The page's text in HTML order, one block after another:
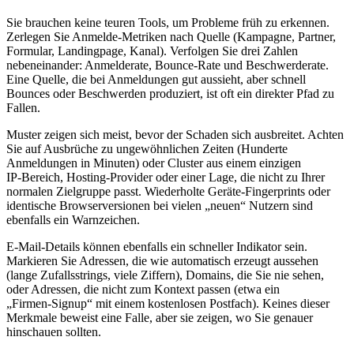
Sie brauchen keine teuren Tools, um Probleme früh zu erkennen.
Zerlegen Sie Anmelde‑Metriken nach Quelle (Kampagne, Partner,
Formular, Landingpage, Kanal). Verfolgen Sie drei Zahlen
nebeneinander: Anmelderate, Bounce‑Rate und Beschwerderate.
Eine Quelle, die bei Anmeldungen gut aussieht, aber schnell
Bounces oder Beschwerden produziert, ist oft ein direkter Pfad zu
Fallen.
Muster zeigen sich meist, bevor der Schaden sich ausbreitet. Achten
Sie auf Ausbrüche zu ungewöhnlichen Zeiten (Hunderte
Anmeldungen in Minuten) oder Cluster aus einem einzigen
IP‑Bereich, Hosting‑Provider oder einer Lage, die nicht zu Ihrer
normalen Zielgruppe passt. Wiederholte Geräte‑Fingerprints oder
identische Browserversionen bei vielen „neuen“ Nutzern sind
ebenfalls ein Warnzeichen.
E‑Mail‑Details können ebenfalls ein schneller Indikator sein.
Markieren Sie Adressen, die wie automatisch erzeugt aussehen
(lange Zufallsstrings, viele Ziffern), Domains, die Sie nie sehen,
oder Adressen, die nicht zum Kontext passen (etwa ein
„Firmen‑Signup“ mit einem kostenlosen Postfach). Keines dieser
Merkmale beweist eine Falle, aber sie zeigen, wo Sie genauer
hinschauen sollten.